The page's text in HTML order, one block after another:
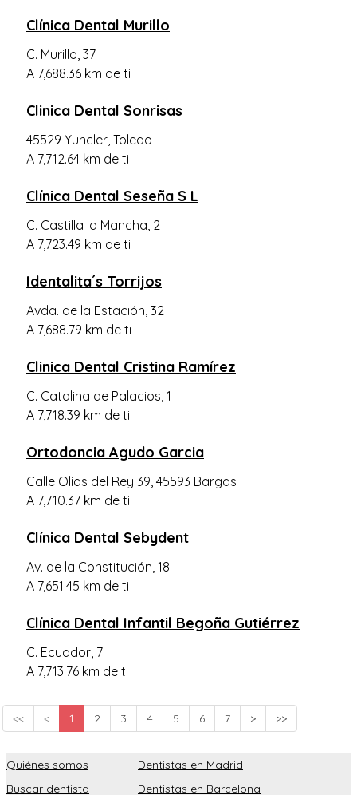
Clínica Dental Murillo
C. Murillo, 37
A 7,688.36 km de ti
Clinica Dental Sonrisas
45529 Yuncler, Toledo
A 7,712.64 km de ti
Clínica Dental Seseña S L
C. Castilla la Mancha, 2
A 7,723.49 km de ti
Identalita´s Torrijos
Avda. de la Estación, 32
A 7,688.79 km de ti
Clinica Dental Cristina Ramírez
C. Catalina de Palacios, 1
A 7,718.39 km de ti
Ortodoncia Agudo Garcia
Calle Olias del Rey 39, 45593 Bargas
A 7,710.37 km de ti
Clínica Dental Sebydent
Av. de la Constitución, 18
A 7,651.45 km de ti
Clínica Dental Infantil Begoña Gutiérrez
C. Ecuador, 7
A 7,713.76 km de ti
<< < 1 2 3 4 5 6 7 > >>
Quiénes somos
Buscar dentista
Dentistas en Madrid
Dentistas en Barcelona